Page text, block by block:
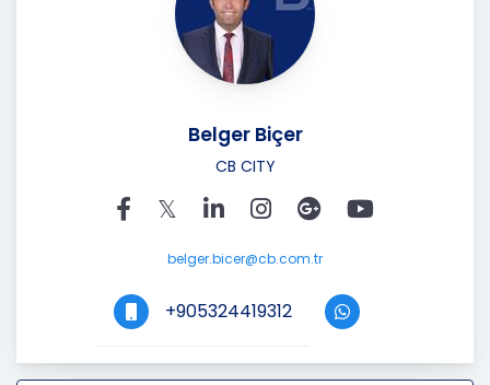
Belger Biçer
CB CITY
belger.bicer@cb.com.tr
+905324419312